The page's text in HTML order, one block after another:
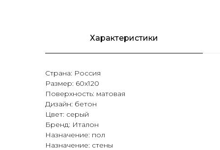
Характеристики
Страна: Россия
Размер: 60х120
Поверхность: матовая
Дизайн: бетон
Цвет: серый
Бренд: Италон
Назначение: пол
Назначение: стены